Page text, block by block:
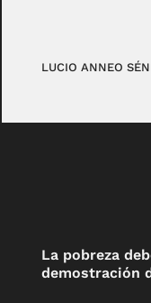
LUCIO ANNEO
La pobreza
demostración